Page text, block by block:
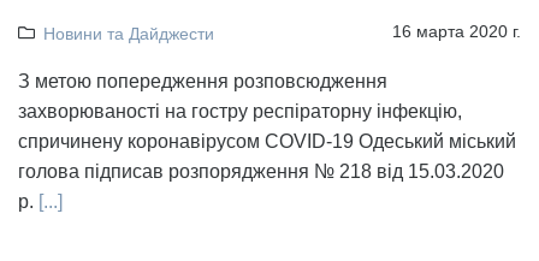
Новини та Дайджести 16 марта 2020 г.
З метою попередження розповсюдження
захворюваності на гостру респіраторну інфекцію,
спричинену коронавірусом COVID-19 Одеський міський
голова підписав розпорядження № 218 від 15.03.2020
р. [...]